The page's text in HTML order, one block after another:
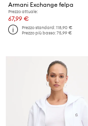
Armani Exchange felpa
Prezzo attuale:
67,99 €
Prezzo standard:118,90 €
Prezzo più basso:75,99 €